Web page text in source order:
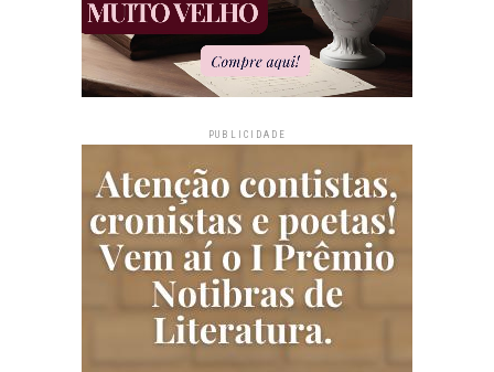
PUBLICIDADE